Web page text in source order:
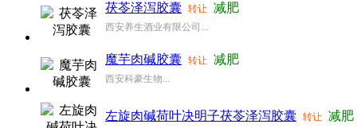
茯苓泽泻胶囊 转让 减肥
西安养生酒业有限公司...
魔芋肉碱胶囊 转让 减肥
西安科豪生物...
左旋肉碱荷叶决明子茯苓泽泻胶囊 转让 减肥